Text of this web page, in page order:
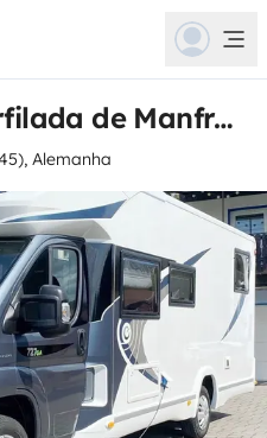
Autocaravana perfilada de Manfred
Alemanha